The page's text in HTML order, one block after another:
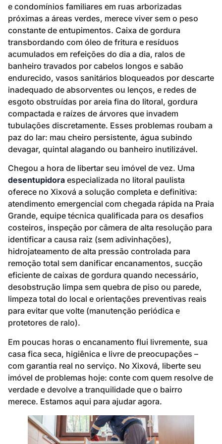
e condomínios familiares em ruas arborizadas
próximas a áreas verdes, merece viver sem o peso
constante de entupimentos. Caixa de gordura
transbordando com óleo de fritura e resíduos
acumulados em refeições do dia a dia, ralos de
banheiro travados por cabelos longos e sabão
endurecido, vasos sanitários bloqueados por descarte
inadequado de absorventes ou lenços, e redes de
esgoto obstruídas por areia fina do litoral, gordura
compactada e raízes de árvores que invadem
tubulações discretamente. Esses problemas roubam a
paz do lar: mau cheiro persistente, água subindo
devagar, quintal alagando ou banheiro inutilizável.
Chegou a hora de libertar seu imóvel de vez. Uma
desentupidora especializada no litoral paulista
oferece no Xixová a solução completa e definitiva:
atendimento emergencial com chegada rápida na Praia
Grande, equipe técnica qualificada para os desafios
costeiros, inspeção por câmera de alta resolução para
identificar a causa raiz (sem adivinhações),
hidrojateamento de alta pressão controlada para
remoção total sem danificar encanamentos, sucção
eficiente de caixas de gordura quando necessário,
desobstrução limpa sem quebra de piso ou parede,
limpeza total do local e orientações preventivas reais
para evitar que volte (manutenção periódica e
protetores de ralo).
Em poucas horas o encanamento flui livremente, sua
casa fica seca, higiênica e livre de preocupações –
com garantia real no serviço. No Xixová, liberte seu
imóvel de problemas hoje: conte com quem resolve de
verdade e devolve a tranquilidade que o bairro
merece. Estamos aqui para ajudar agora.